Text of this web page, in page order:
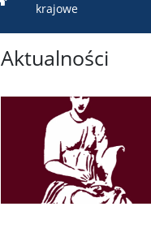
krajowe
Aktualności